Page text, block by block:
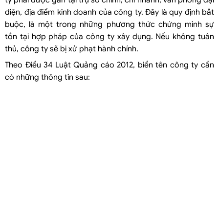
diện, địa điểm kinh doanh của công ty. Đây là quy định bắt
buộc, là một trong những phương thức chứng minh sự
tồn tại hợp pháp của công ty xây dụng. Nếu không tuân
thủ, công ty sẽ bị xử phạt hành chính.
Theo Điều 34 Luật Quảng cáo 2012, biển tên công ty cần
có những thông tin sau: